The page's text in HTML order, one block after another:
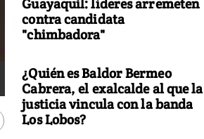
Guayaquil: líderes arremeten
contra candidata
"chimbadora"
¿Quién es Baldor Bermeo
Cabrera, el exalcalde al que la
justicia vincula con la banda
Los Lobos?